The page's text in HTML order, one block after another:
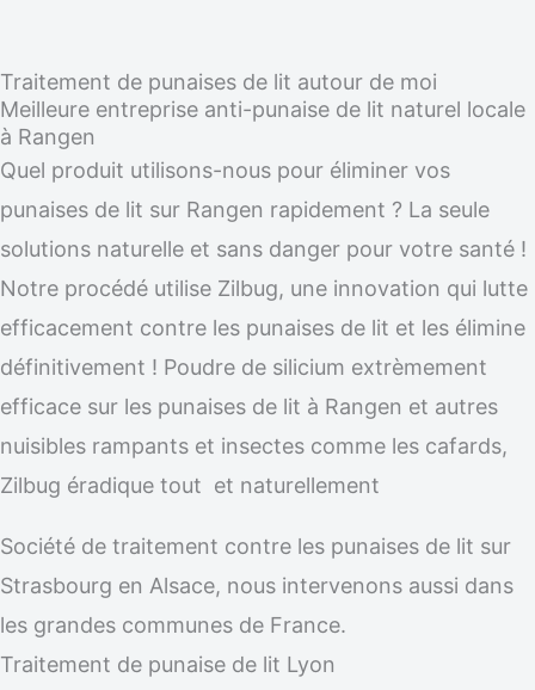
Traitement de punaises de lit autour de moi
Meilleure entreprise anti-punaise de lit naturel locale
à Rangen
Quel produit utilisons-nous pour éliminer vos
punaises de lit sur Rangen rapidement ? La seule
solutions naturelle et sans danger pour votre santé !
Notre procédé utilise Zilbug, une innovation qui lutte
efficacement contre les punaises de lit et les élimine
définitivement ! Poudre de silicium extrèmement
efficace sur les punaises de lit à Rangen et autres
nuisibles rampants et insectes comme les cafards,
Zilbug éradique tout et naturellement
Société de traitement contre les punaises de lit sur
Strasbourg en Alsace, nous intervenons aussi dans
les grandes communes de France.
Traitement de punaise de lit Lyon